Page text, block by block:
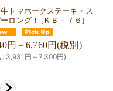
牛トマホークステーキ・ス
ロング！
[ ＫＢ－７６ ]
円 ～6,760円(税別)
: 3,931 円 ～7,300円)